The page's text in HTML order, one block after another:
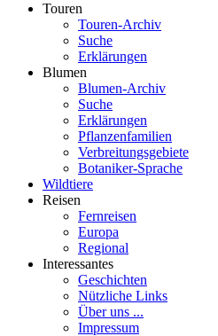
Touren
Touren-Archiv
Suche
Erklärungen
Blumen
Blumen-Archiv
Suche
Erklärungen
Pflanzenfamilien
Verbreitungsgebiete
Botaniker-Sprache
Wildtiere
Reisen
Fernreisen
Europa
Regional
Interessantes
Geschichten
Nützliche Links
Über uns ...
Impressum